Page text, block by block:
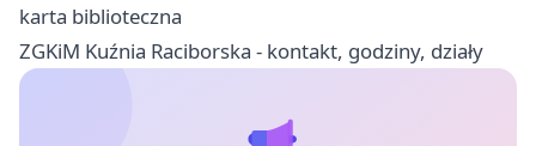
karta biblioteczna
ZGKiM Kuźnia Raciborska - kontakt, godziny, działy